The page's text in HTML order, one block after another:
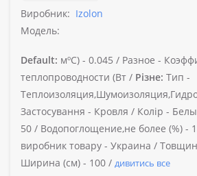
Виробник: Izolon
Модель:
Default: мºС) - 0.045 / Разное -
теплопроводности (Вт / Різне: Тип -
Застосування - Кровля / Колір -
50 / Водопоглощение,не более (%) -
виробник товару - Украина /
Ширина (см) - 100 / дивитись все